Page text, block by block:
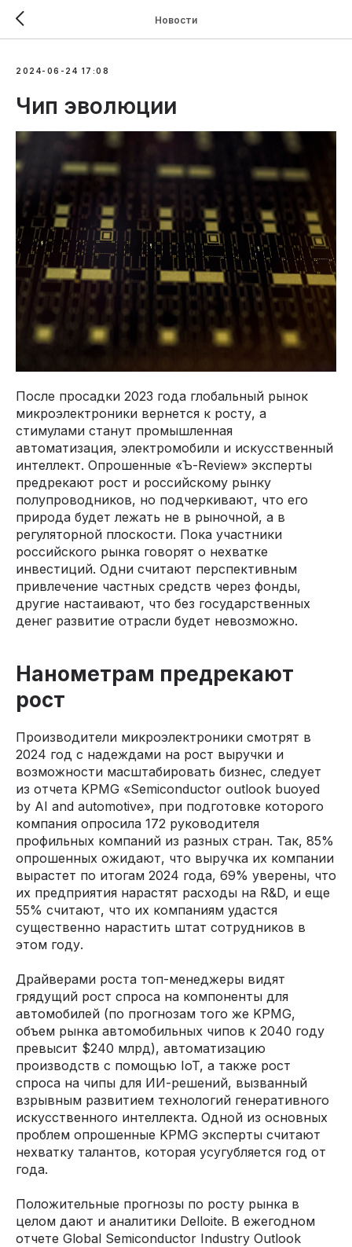
Новости
2024-06-24 17:08
Чип эволюции
После просадки 2023 года глобальный рынок
микроэлектроники вернется к росту, а
стимулами станут промышленная
автоматизация, электромобили и искусственный
интеллект. Опрошенные «Ъ-Review» эксперты
предрекают рост и российскому рынку
полупроводников, но подчеркивают, что его
природа будет лежать не в рыночной, а в
регуляторной плоскости. Пока участники
российского рынка говорят о нехватке
инвестиций. Одни считают перспективным
привлечение частных средств через фонды,
другие настаивают, что без государственных
денег развитие отрасли будет невозможно.
Нанометрам предрекают
рост
Производители микроэлектроники смотрят в
2024 год с надеждами на рост выручки и
возможности масштабировать бизнес, следует
из отчета KPMG «Semiconductor outlook buoyed
by AI and automotive», при подготовке которого
компания опросила 172 руководителя
профильных компаний из разных стран. Так, 85%
опрошенных ожидают, что выручка их компании
вырастет по итогам 2024 года, 69% уверены, что
их предприятия нарастят расходы на R&D, и еще
55% cчитают, что их компаниям удастся
существенно нарастить штат сотрудников в
этом году.
Драйверами роста топ-менеджеры видят
грядущий рост спроса на компоненты для
автомобилей (по прогнозам того же KPMG,
объем рынка автомобильных чипов к 2040 году
превысит $240 млрд), автоматизацию
производств с помощью IoT, а также рост
спроса на чипы для ИИ-решений, вызванный
взрывным развитием технологий генеративного
искусственного интеллекта. Одной из основных
проблем опрошенные KPMG эксперты считают
нехватку талантов, которая усугубляется год от
года.
Положительные прогнозы по росту рынка в
целом дают и аналитики Delloite. В ежегодном
отчете Global Semiconductor Industry Outlook